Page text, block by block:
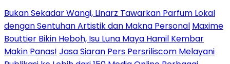
Bukan Sekadar Wangi, Linarz Tawarkan Parfum Lokal
dengan Sentuhan Artistik dan Makna Personal Maxime
Bouttier Bikin Heboh, Isu Luna Maya Hamil Kembar
Makin Panas! Jasa Siaran Pers Persriliscom Melayani